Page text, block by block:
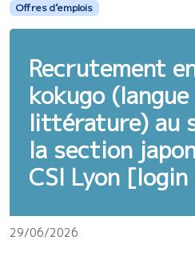
Offres d’emplois
Recrutement
kokugo
littérature) au
la section
CSI Lyon
29/06/2026